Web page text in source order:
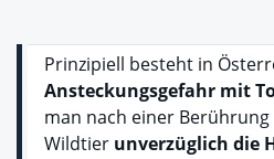
Prinzipiell besteht in
Ansteckungsgefahr mit
man nach einer
Wildtier unverzüglich die